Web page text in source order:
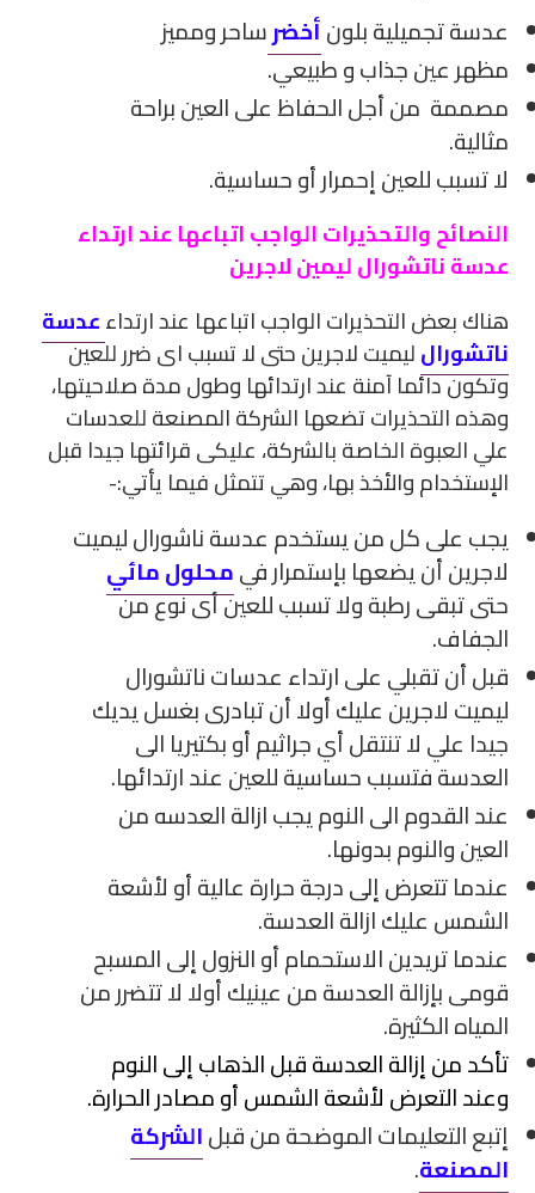
عدسة تجميلية بلونأخضرساحر ومميز
مظهر عين جذاب و طبيعي.
مصممة من أجل الحفاظ على العين براحة
مثالية.
لا تسبب للعين إحمرار أو حساسية.
النصائح والتحذيرات الواجب اتباعها عند ارتداء
عدسة ناتشورال ليمين لاجرين
هناك بعض التحذيرات الواجب اتباعها عند ارتداءعدسة
ناتشورالليميت لاجرين حتى لا تسبب اى ضرر للعين
وتكون دائما آمنة عند ارتدائها وطول مدة صلاحيتها،
وهذه التحذيرات تضعها الشركة المصنعة للعدسات
علي العبوة الخاصة بالشركة، عليكى قرائتها جيدا قبل
الإستخدام والأخذ بها، وهي تتمثل فيما يأتي:-
يجب على كل من يستخدم عدسة ناشورال ليميت
لاجرين أن يضعها بإستمرار فيمحلول مائي
حتى تبقى رطبة ولا تسبب للعين أى نوع من
الجفاف.
قبل أن تقبلي على ارتداء عدسات ناتشورال
ليميت لاجرين عليك أولا أن تبادرى بغسل يديك
جيدا علي لا تنتقل أي جراثيم أو بكتيريا الى
العدسة فتسبب حساسية للعين عند ارتدائها.
عند القدوم الى النوم يجب ازالة العدسه من
العين والنوم بدونها.
عندما تتعرض إلى درجة حرارة عالية أو لأشعة
الشمس عليك ازالة العدسة.
عندما تريدين الاستحمام أو النزول إلى المسبح
قومى بإزالة العدسة من عينيك أولا لا تتضرر من
المياه الكثيرة.
تأكد من إزالة العدسة قبل الذهاب إلى النوم
وعند التعرض لأشعة الشمس أو مصادر الحرارة.
إتبع التعليمات الموضحة من قبلالشركة
المصنعة.